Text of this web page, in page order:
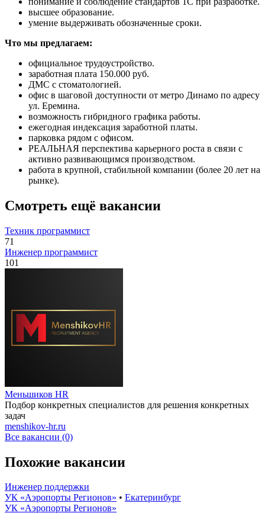
высшее образование.
умение выдерживать обозначенные сроки.
Что мы предлагаем:
официальное трудоустройство.
заработная плата 150.000 руб.
ДМС с стоматологией.
офис в шаговой доступности от метро Динамо по адресу
ул. Еремина.
возможность гибридного графика работы.
ежегодная индексация заработной платы.
парковка рядом с офисом.
РЕАЛЬНАЯ перспектива карьерного роста в связи с
активно развивающимся производством.
работа в крупной, стабильной компании (более 20 лет на
рынке).
Смотреть ещё вакансии
Техник программист
71
Инженер программист
101
Меньшиков HR
Подбор конкретных специалистов для решения конкретных
задач
menshikov-hr.ru
Все вакансии (0)
Похожие вакансии
Инженер поддержки
УК «Аэропорты Регионов» • Екатеринбург
УК «Аэропорты Регионов»